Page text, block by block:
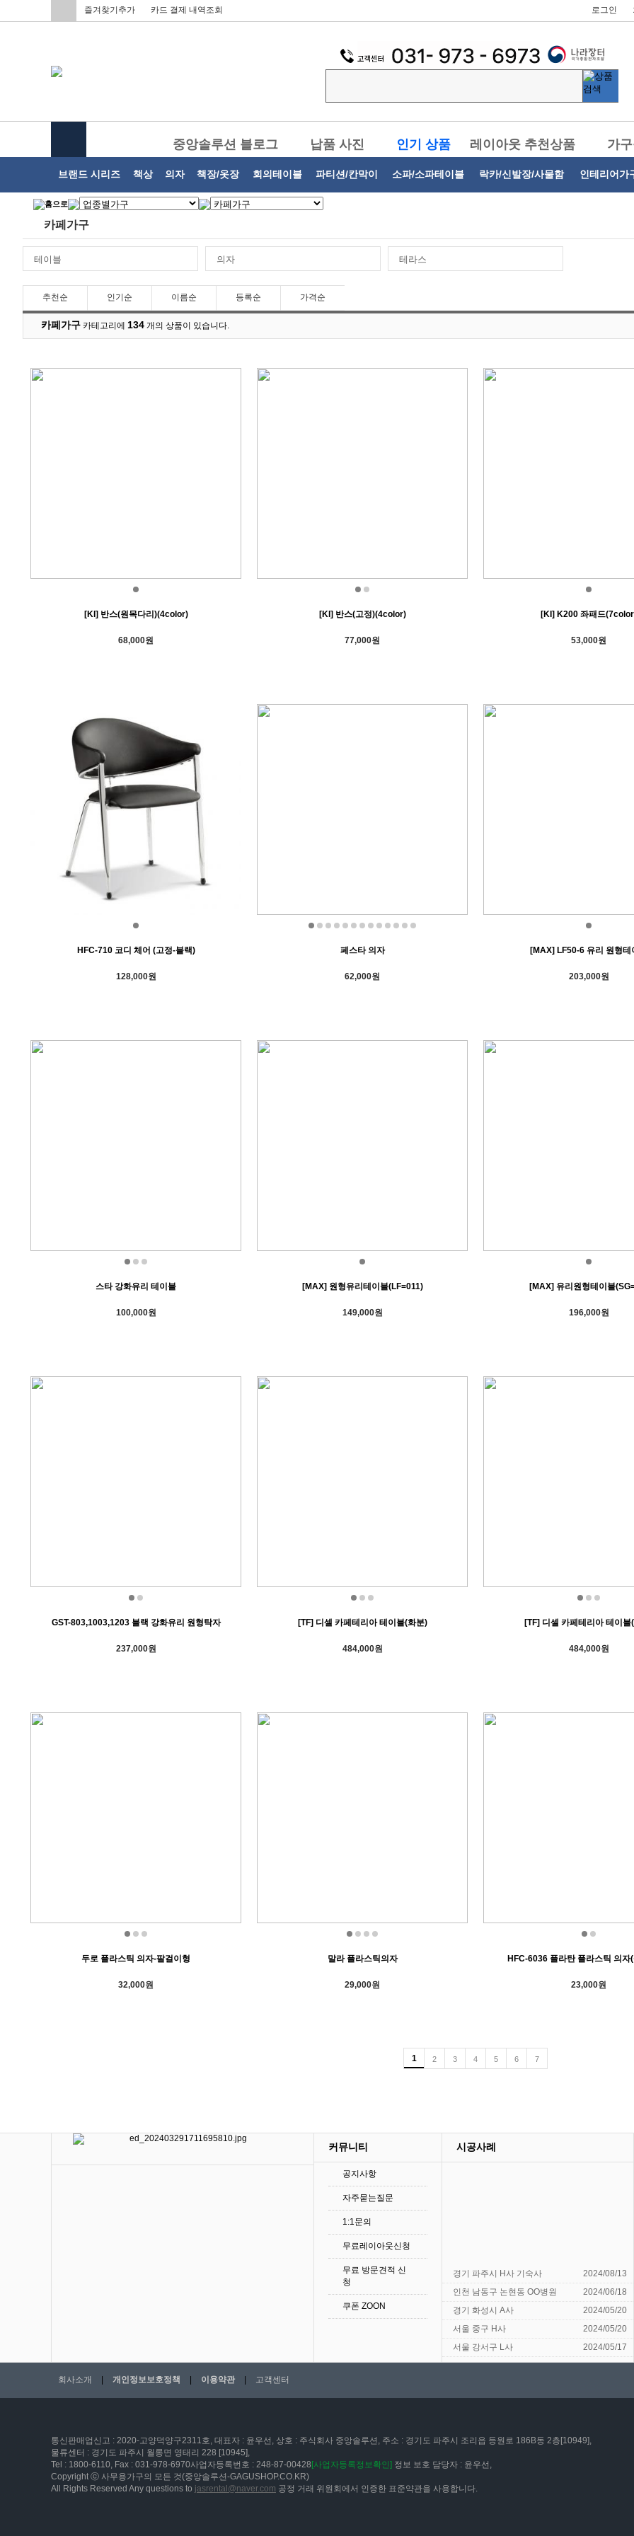
즐겨찾기추가 카드 결제 내역조회 로그인
중앙솔루션 블로그 납품 사진 인기 상품 레이아웃 추천상품 가
브랜드 시리즈 책상 의자 책장/옷장 회의테이블 파티션/칸막이 소파/소파테이블 락카/신발장/사물함 인테리어가
카페가구
테이블 의자 테라스
추천순 인기순 이름순 등록순 가격순
카페가구 카테고리에 134 개의 상품이 있습니다.
[KI] 반스(원목다리)(4color)
68,000원
[KI] 반스(고정)(4color)
77,000원
[KI] K200 좌패드
53,000원
HFC-710 코디 체어 (고정-블랙)
128,000원
페스타 의자
62,000원
[MAX] LF50-6 유리 원형테
203,000원
스타 강화유리 테이블
100,000원
[MAX] 원형유리테이블(LF=011)
149,000원
[MAX] 유리원형테이블
196,000원
GST-803,1003,1203 블랙 강화유리 원형탁자
237,000원
[TF] 디셀 카페테리아 테이블(화분)
484,000원
[TF] 디셀 카페테리아 테이블
484,000원
두로 플라스틱 의자-팔걸이형
32,000원
말라 플라스틱의자
29,000원
HFC-6036 플라탄 플라스틱 의자
23,000원
1 2 3 4 5 6 7
커뮤니티
공지사항
자주묻는질문
1:1문의
무료레이아웃신청
무료 방문견적 신
청
쿠폰 ZOON
시공사례
경기 파주시 H사 기숙사
2024/08/13
인천 남동구 논현동 OO병원
2024/06/18
경기 화성시 A사
2024/05/20
서울 중구 H사
2024/05/20
서울 강서구 L사
2024/05/17
회사소개 개인정보보호정책 이용약관 고객센터
통신판매업신고 : 2020-고양덕양구2311호, 대표자 : 윤우선, 상호 : 주식회사 중앙솔루션, 주소 : 경기도 파주시 조리읍 등원로 186B동 2층[10949],
물류센터 : 경기도 파주시 월롱면 영태리 228 [10945],
Tel : 1800-6110, Fax : 031-978-6970사업자등록번호 : 248-87-00428 [사업자등록정보확인] 정보 보호 담당자 : 윤우선,
Copyright ⓒ 사무용가구의 모든 것(중앙솔루션-GAGUSHOP.CO.KR)
All Rights Reserved Any questions to jasrental@naver.com 공정 거래 위원회에서 인증한 표준약관을 사용합니다.